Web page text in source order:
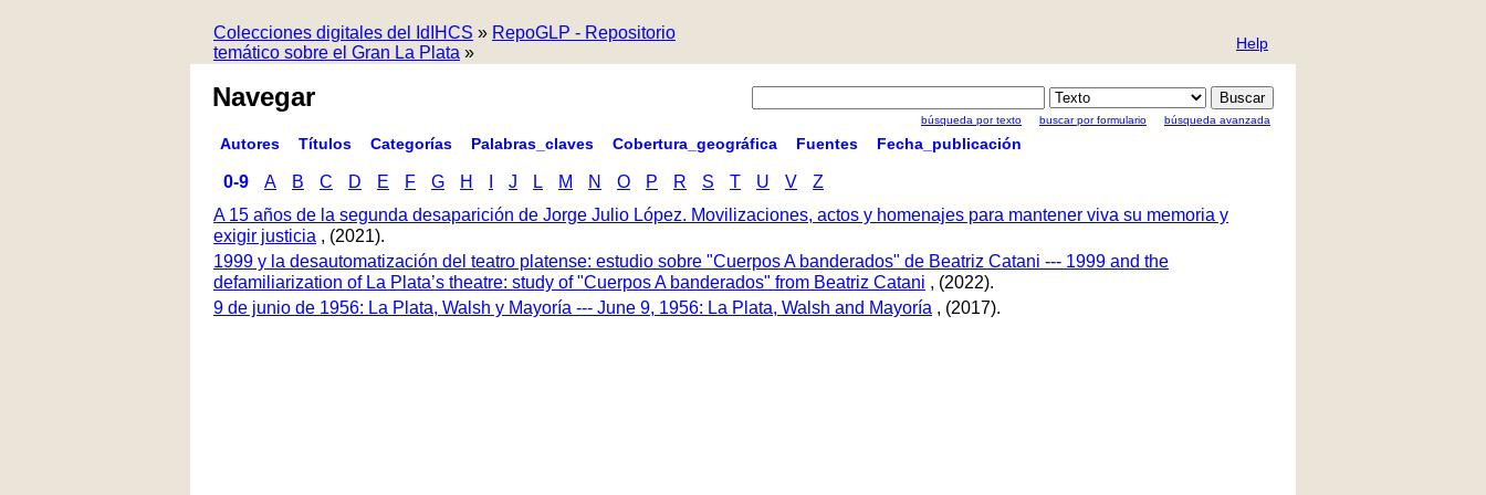
Colecciones digitales del IdIHCS » RepoGLP - Repositorio
temático sobre el Gran La Plata » Help
Navegar
búsqueda por texto buscar por formulario búsqueda avanzada
Autores Títulos Categorías Palabras_claves Cobertura_geográfica Fuentes Fecha_publicación
0-9 A B C D E F G H J L M N O P R S T U V
Z
A 15 años de la segunda desaparición de Jorge Julio López. Movilizaciones, actos y homenajes para mantener viva su memoria y
exigir justicia , (2021).
1999 y la desautomatización del teatro platense: estudio sobre "Cuerpos A banderados" de Beatriz Catani --- 1999 and the
defamiliarization of La Plata’s theatre: study of "Cuerpos A banderados" from Beatriz Catani , (2022).
9 de junio de 1956: La Plata, Walsh y Mayoría --- June 9, 1956: La Plata, Walsh and Mayoría , (2017).